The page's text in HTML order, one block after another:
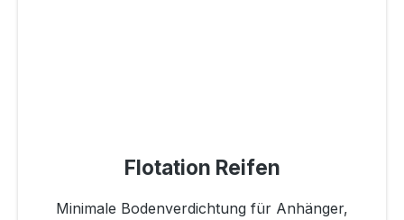
Flotation Reifen
Minimale Bodenverdichtung für Anhänger,